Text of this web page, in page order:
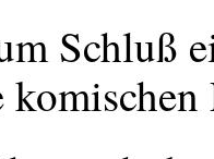
Schluß